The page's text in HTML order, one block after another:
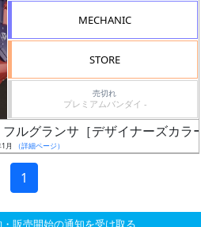
MECHANIC
STORE
売切れ
プレミアムバンダイ -
ルグランサ［デザイナーズカラ
月 （詳細ページ）
1
販売開始の通知を受け取る